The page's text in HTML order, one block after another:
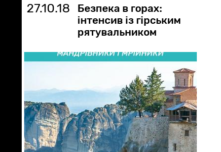
27.10.18
Безпека в горах:
інтенсив із гірським
рятувальником